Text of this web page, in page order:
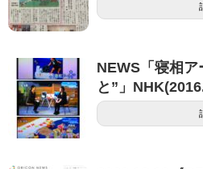
NEWS「寝相
と”」